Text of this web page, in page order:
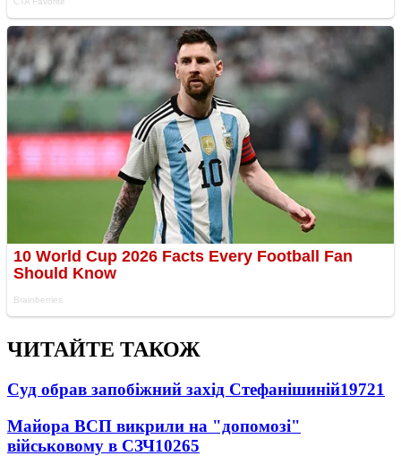
ЧИТАЙТЕ ТАКОЖ
Суд обрав запобіжний захід Стефанішиній19721
Майора ВСП викрили на "допомозі"
військовому в СЗЧ10265